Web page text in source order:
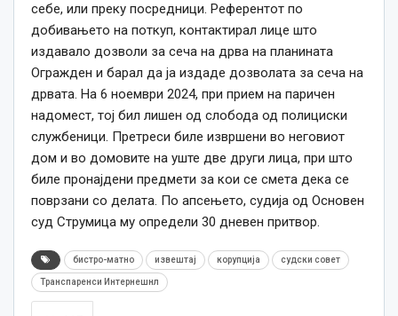
себе, или преку посредници. Референтот по
добивањето на поткуп, контактирал лице што
издавало дозволи за сеча на дрва на планината
Огражден и барал да ја издаде дозволата за сеча на
дрвата. На 6 ноември 2024, при прием на паричен
надомест, тој бил лишен од слобода од полициски
службеници. Претреси биле извршени во неговиот
дом и во домовите на уште две други лица, при што
биле пронајдени предмети за кои се смета дека се
поврзани со делата. По апсењето, судија од Основен
суд Струмица му определи 30 дневен притвор.
бистро-матно извештај корупција судски совет
Транспаренси Интернешнл